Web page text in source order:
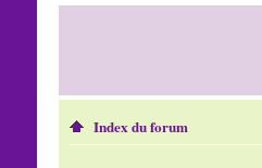
Index du forum